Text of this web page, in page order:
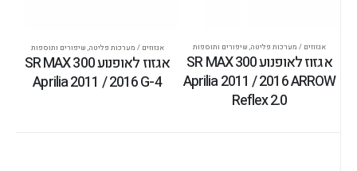
אגזוזים / מערכות פליטה, שיפורים ותוספות
אגזוז לאופנוע SR MAX 300
Aprilia 2011 / 2016 ARROW
Reflex 2.0
אגזוזים / מערכות פליטה, שיפורים ותוספות
אגזוז לאופנוע SR MAX 300
Aprilia 2011 / 2016 G-4